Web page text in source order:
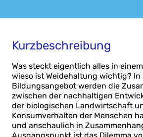
Kurzbeschreibung
Was steckt eigentlich alles in
wieso ist Weidehaltung wichtig? In
Bildungsangebot werden die
zwischen der nachhaltigen
der biologischen Landwirtschaft
Konsumverhalten der Menschen
und anschaulich in